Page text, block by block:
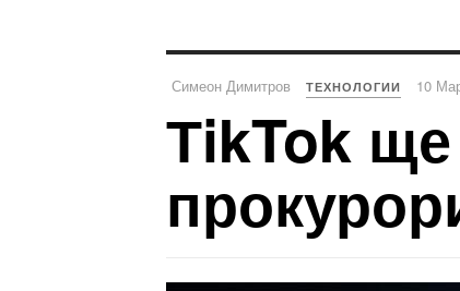
Симеон Димитров ТЕХНОЛОГИИ 10
ТikTok ще